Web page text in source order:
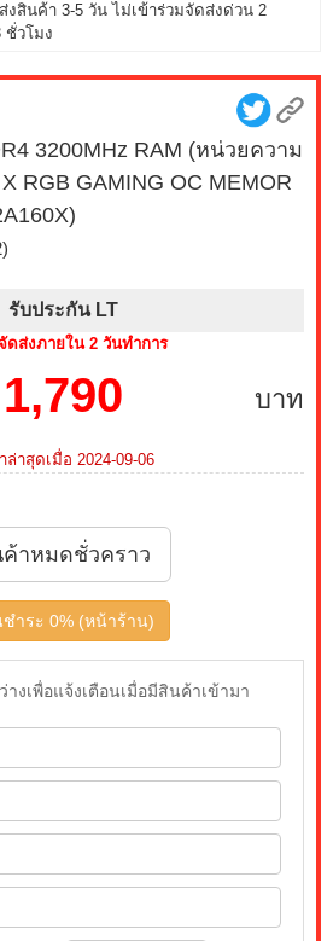
งสินค้า 3-5 วัน ไม่เข้าร่วมจัดส่งด่วน 2
ชั่วโมง
3200MHz RAM (หน่วยความ
RGB GAMING OC MEMOR
รับประกัน LT
ดส่งภายใน 2 วันทำการ
บาท
1,790
ล่าสุดเมื่อ 2024-09-06
าหมดชั่วคราว
ชำระ 0% (หน้าร้าน)
งเพื่อแจ้งเตือนเมื่อมีสินค้าเข้ามา